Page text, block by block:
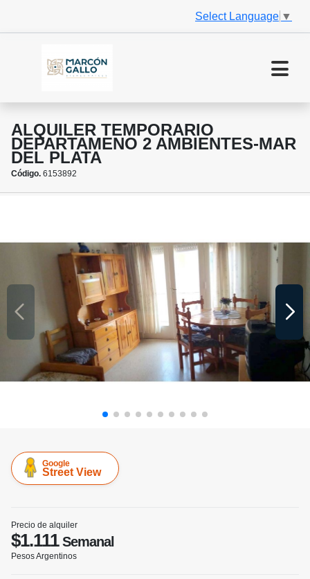
Select Language ▼
ALQUILER TEMPORARIO
DEPARTAMENO 2 AMBIENTES-MAR
DEL PLATA
Código. 6153892
Google
Street View
Precio de alquiler
$1.111Semanal
Pesos Argentinos